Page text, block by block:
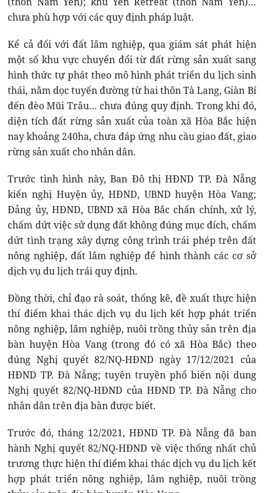
chưa phù hợp với các quy định pháp luật.
Kể cả đối với đất lâm nghiệp, qua giám sát phát hiện
một số khu vực chuyển đổi từ đất rừng sản xuất sang
hình thức tự phát theo mô hình phát triển du lịch sinh
thái, nằm dọc tuyến đường từ hai thôn Tà Lang, Giàn Bí
đến đèo Mũi Trâu… chưa đúng quy định. Trong khi đó,
diện tích đất rừng sản xuất của toàn xã Hòa Bắc hiện
nay khoảng 240ha, chưa đáp ứng nhu cầu giao đất, giao
rừng sản xuất cho nhân dân.
Trước tình hình này, Ban Đô thị HĐND TP. Đà Nẵng
kiến nghị Huyện ủy, HĐND, UBND huyện Hòa Vang;
Đảng ủy, HĐND, UBND xã Hòa Bắc chấn chính, xử lý,
chấm dứt việc sử dụng đất không đúng mục đích, chấm
dứt tình trạng xây dựng công trình trái phép trên đất
nông nghiệp, đất lâm nghiệp để hình thành các cơ sở
dịch vụ du lịch trái quy định.
Đồng thời, chỉ đạo rà soát, thống kê, đề xuất thực hiện
thí điểm khai thác dịch vụ du lịch kết hợp phát triển
nông nghiệp, lâm nghiệp, nuôi trồng thủy sản trên địa
bàn huyện Hòa Vang (trong đó có xã Hòa Bắc) theo
đúng Nghị quyết 82/NQ-HĐND ngày 17/12/2021 của
HĐND TP. Đà Nẵng; tuyên truyền phổ biến nội dung
Nghị quyết 82/NQ-HĐND của HĐND TP. Đà Nẵng cho
nhân dân trên địa bàn được biết.
Trước đó, tháng 12/2021, HĐND TP. Đà Nẵng đã ban
hành Nghị quyết 82/NQ-HĐND về việc thống nhất chủ
trương thực hiện thí điểm khai thác dịch vụ du lịch kết
hợp phát triển nông nghiệp, lâm nghiệp, nuôi trồng